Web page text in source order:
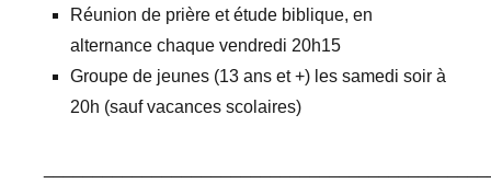
Réunion de prière et étude biblique, en
alternance chaque vendredi 20h15
Groupe de jeunes (13 ans et +) les samedi soir à
20h (sauf vacances scolaires)